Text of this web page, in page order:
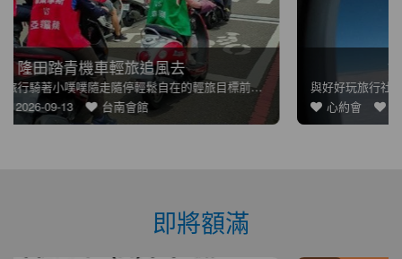
好好玩國外新旅程說明會2
與好好玩旅行社合作即將在2026年12月推出香港這個有濃濃聖
心約會
2026-09-27
即將額滿